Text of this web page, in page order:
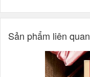
Sản phẩm liên quan